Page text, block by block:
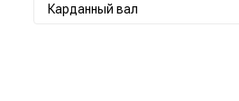
Карданный вал